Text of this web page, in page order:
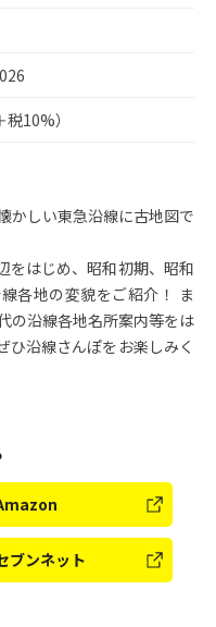
10%）
かしい東急沿線に古地図で
をはじめ、昭和初期、昭和
各地の変貌をご紹介！ ま
の沿線各地名所案内等をは
ひ沿線さんぽをお楽しみく
ブンネット